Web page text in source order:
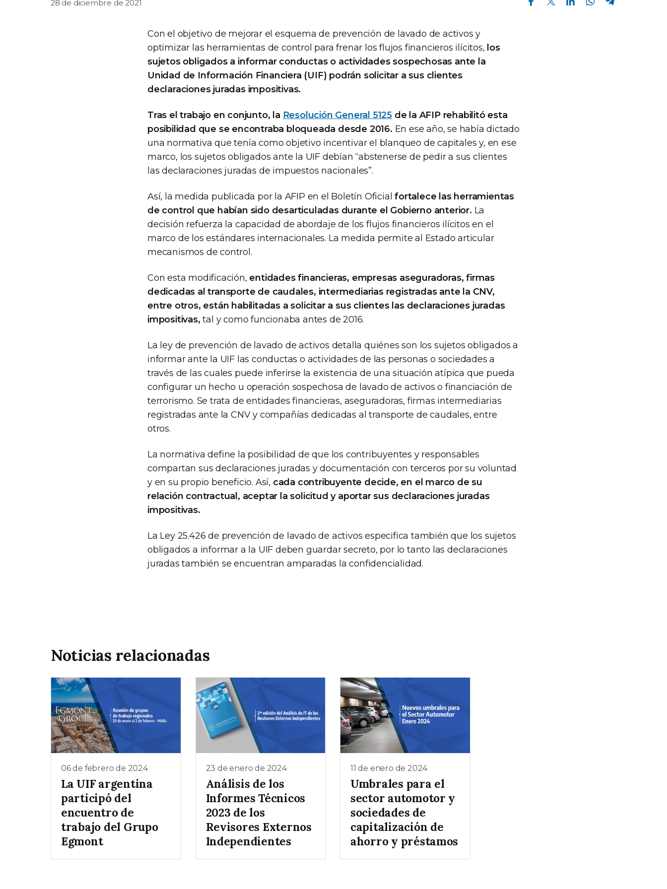
28 de diciembre de 2021
Con el objetivo de mejorar el esquema de prevención de lavado de activos y
optimizar las herramientas de control para frenar los flujos financieros ilícitos, los
sujetos obligados a informar conductas o actividades sospechosas ante la
Unidad de Información Financiera (UIF) podrán solicitar a sus clientes
declaraciones juradas impositivas.
Tras el trabajo en conjunto, la Resolución General 5125 de la AFIP rehabilitó esta
posibilidad que se encontraba bloqueada desde 2016. En ese año, se había dictado
una normativa que tenía como objetivo incentivar el blanqueo de capitales y, en ese
marco, los sujetos obligados ante la UIF debían “abstenerse de pedir a sus clientes
las declaraciones juradas de impuestos nacionales”.
Así, la medida publicada por la AFIP en el Boletín Oficialfortalece las herramientas
de control que habían sido desarticuladas durante el Gobierno anterior. La
decisión refuerza la capacidad de abordaje de los flujos financieros ilícitos en el
marco de los estándares internacionales. La medida permite al Estado articular
mecanismos de control.
Con esta modificación, entidades financieras, empresas aseguradoras, firmas
dedicadas al transporte de caudales, intermediarias registradas ante la CNV,
entre otros, están habilitadas a solicitar a sus clientes las declaraciones juradas
impositivas, tal y como funcionaba antes de 2016.
La ley de prevención de lavado de activos detalla quiénes son los sujetos obligados a
informar ante la UIF las conductas o actividades de las personas o sociedades a
través de las cuales puede inferirse la existencia de una situación atípica que pueda
configurar un hecho u operación sospechosa de lavado de activos o financiación de
terrorismo. Se trata de entidades financieras, aseguradoras, firmas intermediarias
registradas ante la CNV y compañías dedicadas al transporte de caudales, entre
otros.
La normativa define la posibilidad de que los contribuyentes y responsables
compartan sus declaraciones juradas y documentación con terceros por su voluntad
y en su propio beneficio. Así, cada contribuyente decide, en el marco de su
relación contractual, aceptar la solicitud y aportar sus declaraciones juradas
impositivas.
La Ley 25.426 de prevención de lavado de activos especifica también que los sujetos
obligados a informar a la UIF deben guardar secreto, por lo tanto las declaraciones
juradas también se encuentran amparadas la confidencialidad.
Noticias relacionadas
06 de febrero de 2024
La UIF argentina
participó del
encuentro de
trabajo del Grupo
Egmont
23 de enero de 2024
Análisis de los
Informes Técnicos
2023 de los
Revisores Externos
Independientes
11 de enero de 2024
Umbrales para el
sector automotor y
sociedades de
capitalización de
ahorro y préstamos